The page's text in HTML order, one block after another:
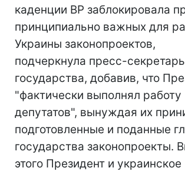
каденции ВР заблокировала
принципиально важных для
Украины законопроектов,
подчеркнула пресс-
государства, добавив, что
"фактически выполнял работу
депутатов", вынуждая их
подготовленные и поданные
государства законопроекты.
этого Президент и украинское